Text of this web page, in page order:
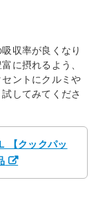
収率が良くなり
に摂れるよう、
ントにクルミや
してみてくださ
【クックパッ